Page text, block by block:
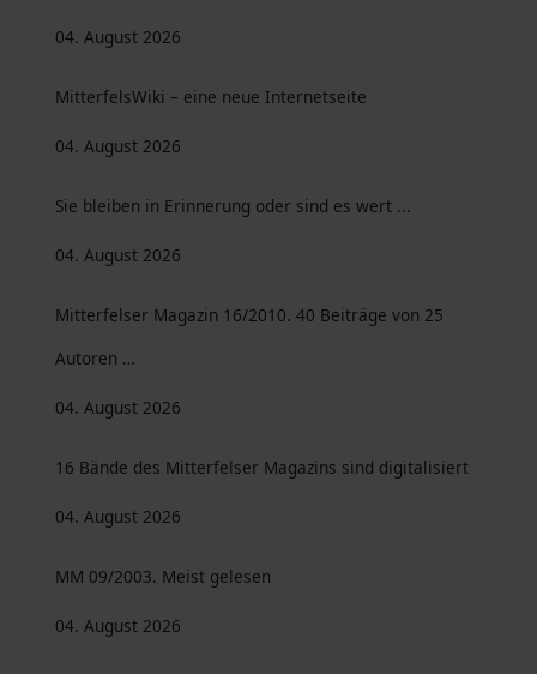
04. August 2026
MitterfelsWiki – eine neue Internetseite
04. August 2026
Sie bleiben in Erinnerung oder sind es wert ...
04. August 2026
Mitterfelser Magazin 16/2010. 40 Beiträge von 25
Autoren …
04. August 2026
16 Bände des Mitterfelser Magazins sind digitalisiert
04. August 2026
MM 09/2003. Meist gelesen
04. August 2026